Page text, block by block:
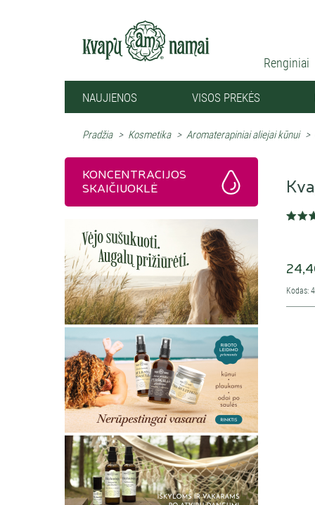
Renginiai
NAUJIENOS VISOS PREKĖS
Pradžia > Kosmetika > Aromaterapiniai aliejai kūnui >
Kodas:
KONCENTRACIJOS
SKAIČIUOKLĖ